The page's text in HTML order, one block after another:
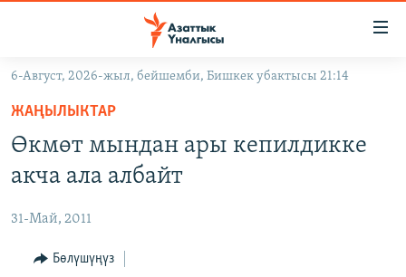
Навигацияга
өтүңүз
Издөөгө
салыңыз
ЭКОНОМИКА
МАДАНИЯТ
БОРБОР АЗИЯ
АТАЙЫН ИЛИКТӨӨ
ТВ ПРОГРАММАЛАР
6-Август, 2026-жыл, бейшемби, Бишкек убактысы 21:14
ЖАҢЫЛЫКТАР
Өкмөт мындан ары кепилдикке
акча ала албайт
31-Май, 2011
Бөлүшүңүз